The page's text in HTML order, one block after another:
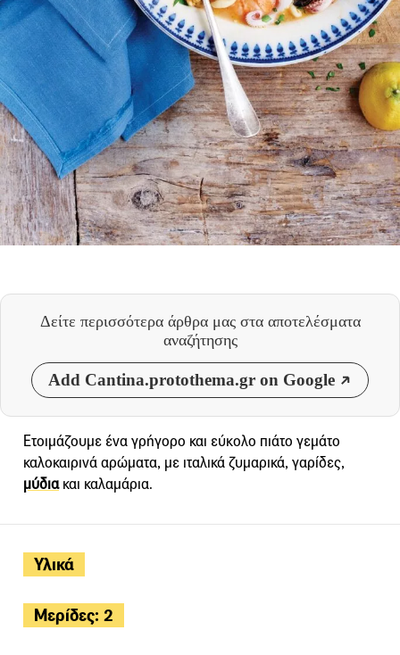
Δείτε περισσότερα άρθρα μας στα αποτελέσματα
αναζήτησης
Add Cantina.protothema.gr on Google
Υλικά
Μερίδες: 2
Ετοιμάζουμε ένα γρήγορο και εύκολο πιάτο γεμάτο
καλοκαιρινά αρώματα, με ιταλικά ζυμαρικά, γαρίδες,
μύδιακαι καλαμάρια.